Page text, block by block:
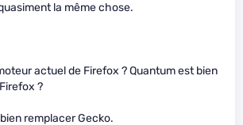
la même chose.
actuel de Firefox ? Quantum est bien
?
remplacer Gecko.